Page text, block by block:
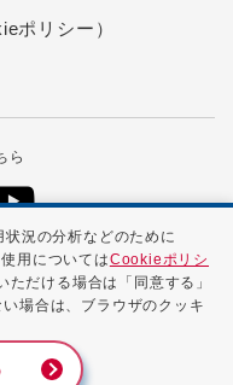
ポリシー）
ら
ブランド名などは、各社の
Inc. All Rights
況の分析などのために
用についてはCookieポリシ
だける場合は「同意する」
場合は、ブラウザのクッキ